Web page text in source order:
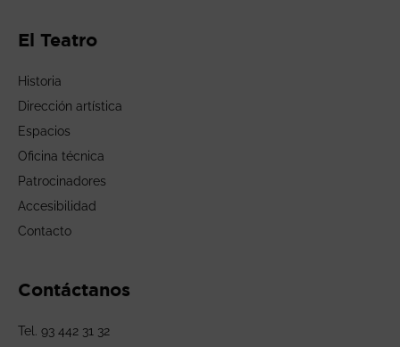
El Teatro
Historia
Dirección artística
Espacios
Oficina técnica
Patrocinadores
Accesibilidad
Contacto
Contáctanos
Tel. 93 442 31 32